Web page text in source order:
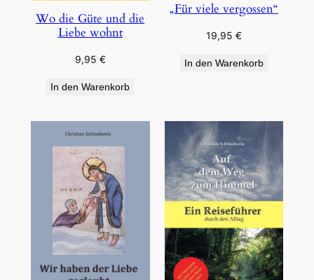
Wo die Güte und die
Liebe wohnt
9,95 €
In den Warenkorb
„Für viele vergossen“
19,95 €
In den Warenkorb